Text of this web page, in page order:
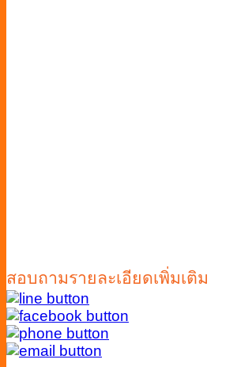
สอบถามรายละเอียดเพิ่มเติม